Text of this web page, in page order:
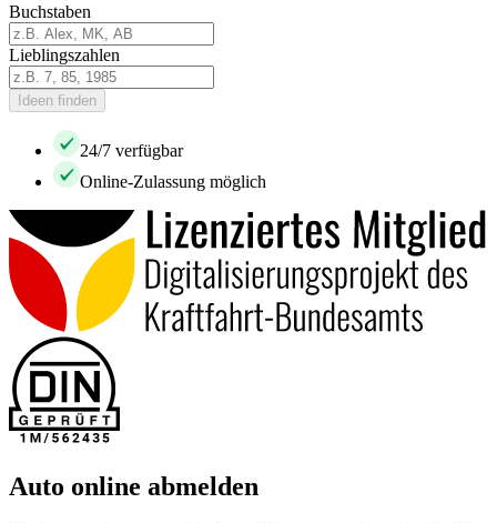
Buchstaben
Lieblingszahlen
Ideen finden
24/7 verfügbar
Online-Zulassung möglich
Auto online abmelden